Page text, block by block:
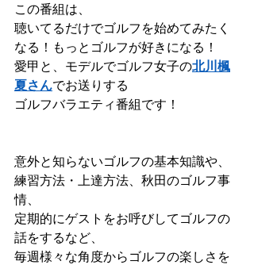
この番組は、
聴いてるだけでゴルフを始めてみたく
なる！もっとゴルフが好きになる！
愛甲と、モデルでゴルフ女子の北川楓
夏さんでお送りする
ゴルフバラエティ番組です！
意外と知らないゴルフの基本知識や、
練習方法・上達方法、秋田のゴルフ事
情、
定期的にゲストをお呼びしてゴルフの
話をするなど、
毎週様々な角度からゴルフの楽しさを